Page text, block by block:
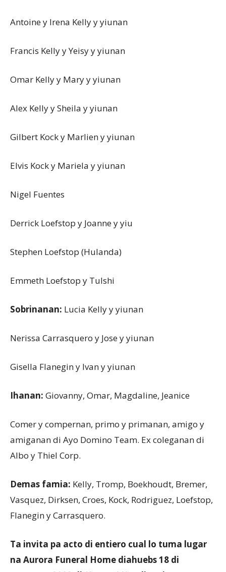
Antoine y Irena Kelly y yiunan
Francis Kelly y Yeisy y yiunan
Omar Kelly y Mary y yiunan
Alex Kelly y Sheila y yiunan
Gilbert Kock y Marlien y yiunan
Elvis Kock y Mariela y yiunan
Nigel Fuentes
Derrick Loefstop y Joanne y yiu
Stephen Loefstop (Hulanda)
Emmeth Loefstop y Tulshi
Sobrinanan: Lucia Kelly y yiunan
Nerissa Carrasquero y Jose y yiunan
Gisella Flanegin y Ivan y yiunan
Ihanan: Giovanny, Omar, Magdaline, Jeanice
Comer y compernan, primo y primanan, amigo y
amiganan di Ayo Domino Team. Ex coleganan di
Albo y Thiel Corp.
Demas famia: Kelly, Tromp, Boekhoudt, Bremer,
Vasquez, Dirksen, Croes, Kock, Rodriguez, Loefstop,
Flanegin y Carrasquero.
Ta invita pa acto di entiero cual lo tuma lugar
na Aurora Funeral Home diahuebs 18 di